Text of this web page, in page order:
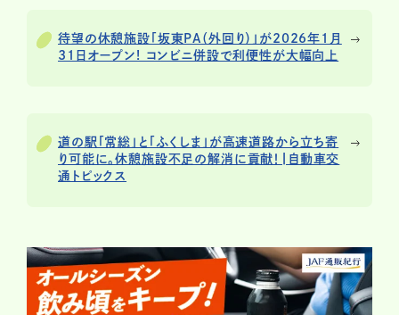
待望の休憩施設「坂東PA（外回り）」が2026年1月
31日オープン! コンビニ併設で利便性が大幅向上
道の駅「常総」と「ふくしま」が高速道路から立ち寄
り可能に。休憩施設不足の解消に貢献！|自動車交
通トピックス